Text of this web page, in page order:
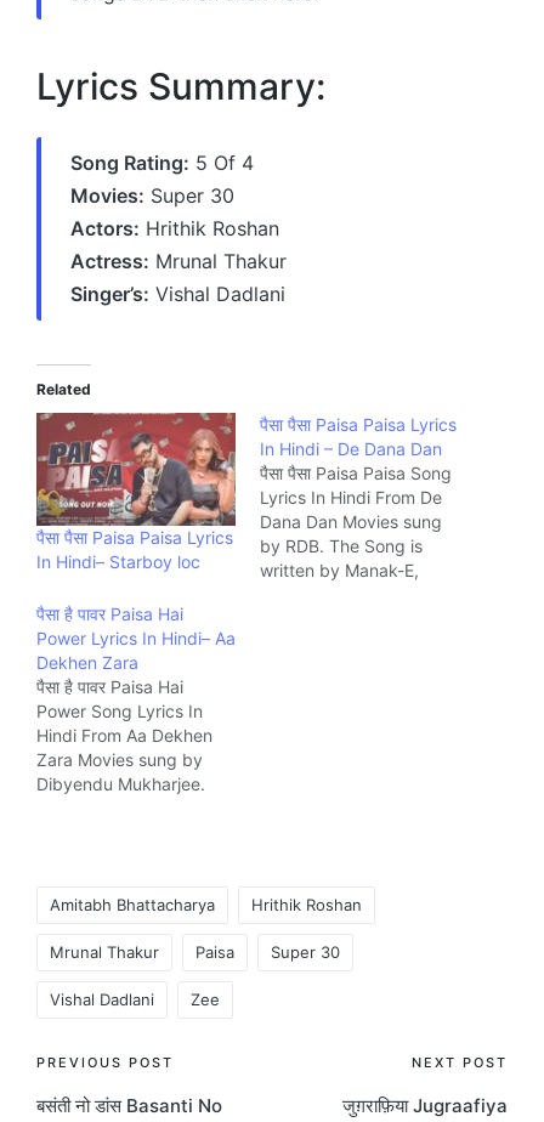
Lyrics Summary:
Song Rating: 5 Of 4
Movies: Super 30
Actors: Hrithik Roshan
Actress: Mrunal Thakur
Singer’s: Vishal Dadlani
Related
पैसा पैसा Paisa Paisa Lyrics
In Hindi– Starboy loc
पैसा पैसा Paisa Paisa Lyrics
In Hindi – De Dana Dan
पैसा पैसा Paisa Paisa Song
Lyrics In Hindi From De
Dana Dan Movies sung
by RDB. The Song is
written by Manak-E,
पैसा है पावर Paisa Hai
Power Lyrics In Hindi– Aa
Dekhen Zara
पैसा है पावर Paisa Hai
Power Song Lyrics In
Hindi From Aa Dekhen
Zara Movies sung by
Dibyendu Mukharjee.
Music company Eros
Amitabh Bhattacharya Hrithik Roshan
Mrunal Thakur Paisa Super 30
Vishal Dadlani Zee
Post
PREVIOUS POST
बसंती नो डांस Basanti No
NEXT POST
जुग़राफ़िया Jugraafiya